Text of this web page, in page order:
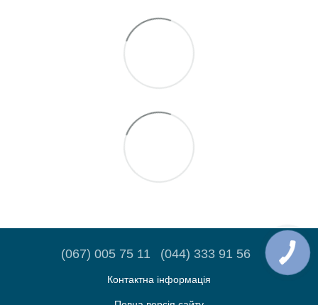
(067) 005 75 11 (044) 333 91 56
Контактна інформація